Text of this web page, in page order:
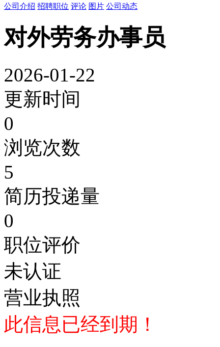
公司介绍 招聘职位 评论 图片 公司动态
对外劳务办事员
2026-01-22
更新时间
0
浏览次数
5
简历投递量
0
职位评价
未认证
营业执照
此信息已经到期！